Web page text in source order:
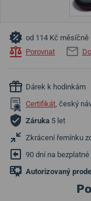
od 114 Kč měsíčně
Porovnat
Dárek k hodinkám
Certifikát, český
Záruka 5 let
Zkrácení řemínku
90 dní na bezplatné
Autorizovaný